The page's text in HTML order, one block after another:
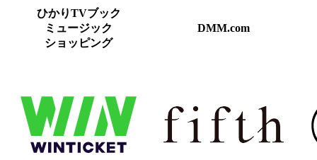
ひかりTVブック
ミュージック
ショッピング
DMM.com